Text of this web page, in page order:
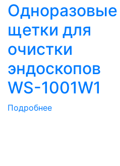
Одноразовые
щетки для
очистки
эндоскопов
WS-1001W1
Подробнее